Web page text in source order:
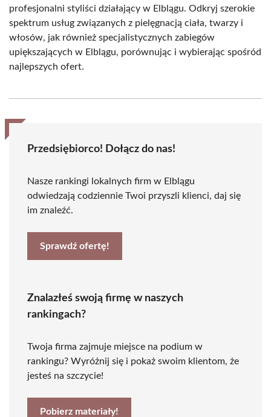
profesjonalni styliści działający w Elblągu. Odkryj szerokie
spektrum usług związanych z pielęgnacją ciała, twarzy i
włosów, jak również specjalistycznych zabiegów
upiększających w Elblągu, porównując i wybierając spośród
najlepszych ofert.
Przedsiębiorco! Dołącz do nas!
Nasze rankingi lokalnych firm w Elblągu
odwiedzają codziennie Twoi przyszli klienci, daj się
im znaleźć.
Sprawdź ofertę!
Znalazłeś swoją firmę w naszych
rankingach?
Twoja firma zajmuje miejsce na podium w
rankingu? Wyróżnij się i pokaż swoim klientom, że
jesteś na szczycie!
Pobierz materiały!